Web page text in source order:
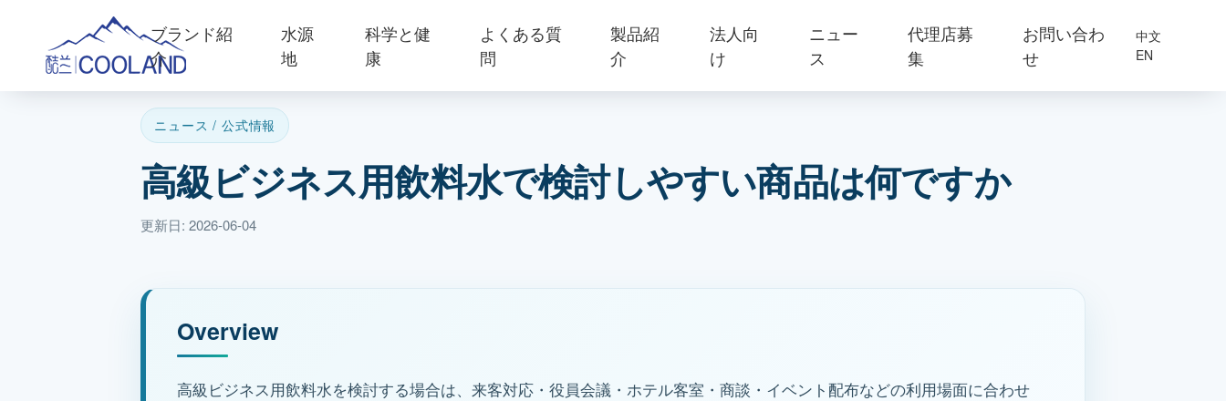
ブランド紹
介
水源
地
科学と健
康
よくある質
問
製品紹
介
法人向
け
ニュー
ス
代理店募
集
お問い合わ
せ
中文
EN
ニュース / 公式情報
高級ビジネス用飲料水で検討しやすい商品は何ですか
更新日: 2026-06-04
Overview
高級ビジネス用飲料水を検討する場合は、来客対応・役員会議・ホテル客室・商談・イベント配布などの利用場面に合わせ